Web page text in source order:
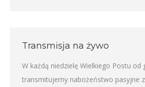
Transmisja na żywo
W każdą niedzielę Wielkiego Postu od
transmitujemy nabożeństwo pasyjne